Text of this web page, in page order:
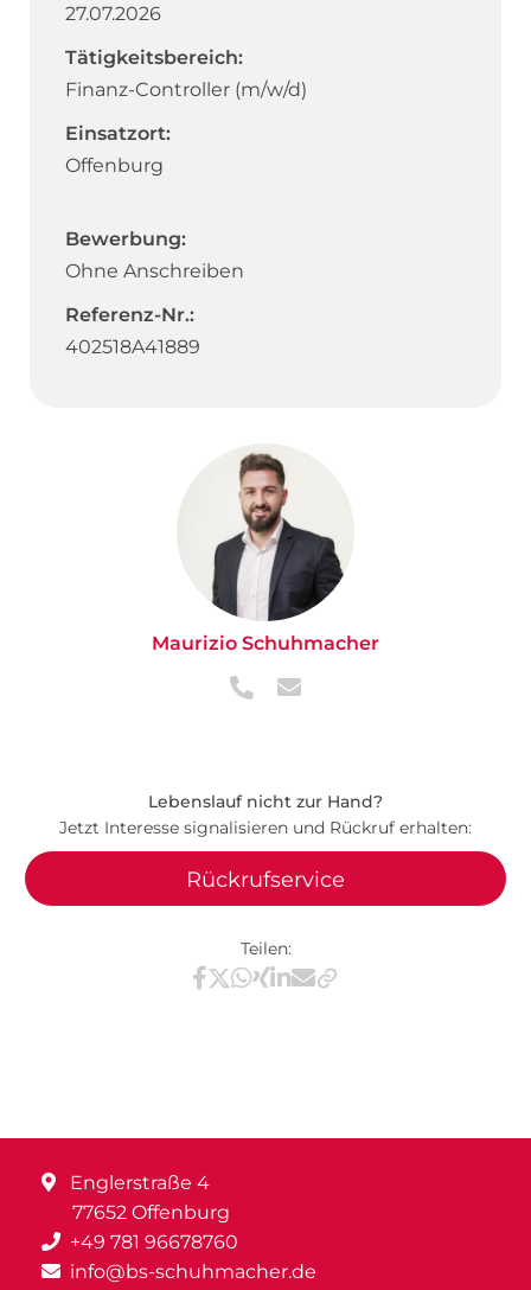
27.07.2026
Tätigkeitsbereich:
Finanz-Controller (m/w/d)
Einsatzort:
Offenburg
Bewerbung:
Ohne Anschreiben
Referenz-Nr.:
402518A41889
Maurizio Schuhmacher
Lebenslauf nicht zur Hand?
Jetzt Interesse signalisieren und Rückruf erhalten:
Rückrufservice
Teilen:
Teilen via Facebook
Teilen via X / Twitter
Teilen via WhatsApp
Teilen via Xing
Teilen via LinkedIn
Teilen via E-Mail
Englerstraße 4
77652 Offenburg
+49 781 96678760
info@bs-schuhmacher.de